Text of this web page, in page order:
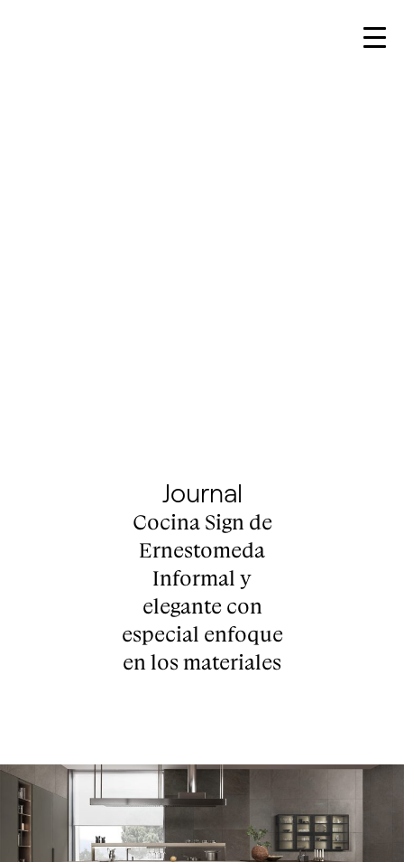
Journal
Cocina Sign de
Ernestomeda
Informal y
elegante con
especial enfoque
en los materiales